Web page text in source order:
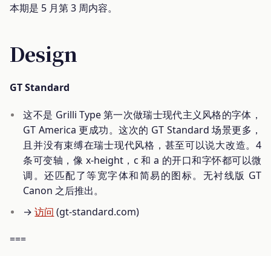
本期是 5 月第 3 周内容。
Design
GT Standard
这不是 Grilli Type 第一次做瑞士现代主义风格的字体，
GT America 更成功。这次的 GT Standard 场景更多，
且并没有束缚在瑞士现代风格，甚至可以说大改造。4
条可变轴，像 x-height，c 和 a 的开口和字怀都可以微
调。还匹配了等宽字体和简易的图标。无衬线版 GT
Canon 之后推出。
→访问 (gt-standard.com)
===